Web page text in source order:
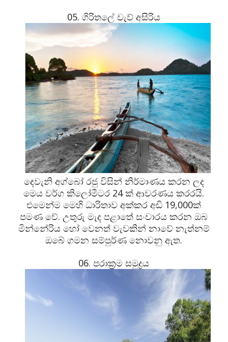
05. ගිරිතලේ වැව් අසිරිය
දෙවැනි අග්බෝ රජු විසින් නිර්මාණය කරන ලද
මෙය වර්ග කිලෝමීටර 24 ක් ආවරණය කරරයි.
එමෙන්ම මෙහි ධාරිතාව අක්කර අඩි 19,000ක්
පමණ වේ. උතුරු මැද පළාතේ සංචාරය කරන ඔබ
මින්නේරිය හෝ වෙනත් වැවකින් නාවේ නැත්නම්
ඔබේ ගමන සම්පුර්ණ නොවනු ඇත.
06. පරාක්‍රම සමුද්‍රය